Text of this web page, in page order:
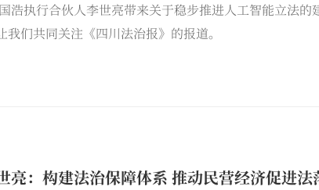
浩执行合伙人李世亮带来关于稳步推进人工智能立法
们共同关注《四川法治报》的报道。
亮：构建法治保障体系 推动民营经济促进法